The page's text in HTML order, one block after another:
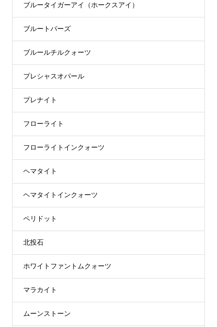
ブルータイガーアイ（ホークスアイ）
ブルートパーズ
ブルールチルクォーツ
プレシャスオパール
プレナイト
フローライト
フローライトインクォーツ
ヘマタイト
ヘマタイトインクォーツ
ペリドット
北投石
ホワイトファントムクォーツ
マラカイト
ムーンストーン